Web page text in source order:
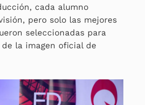
cada alumno
pero solo las mejores
seleccionadas para
la imagen oficial de